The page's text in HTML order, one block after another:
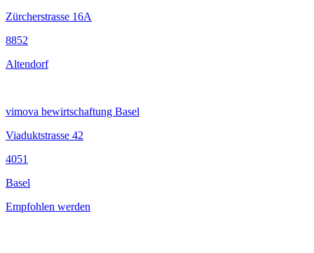
Zürcherstrasse 16A
8852
Altendorf
vimova bewirtschaftung Basel
Viaduktstrasse 42
4051
Basel
Empfohlen werden